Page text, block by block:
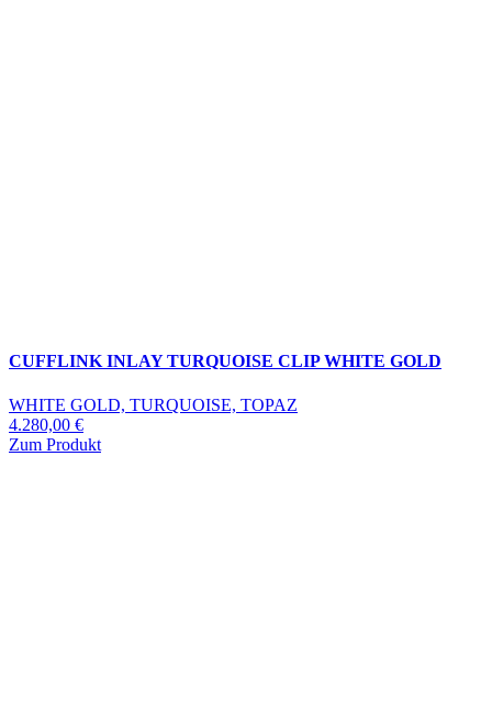
CUFFLINK INLAY TURQUOISE CLIP WHITE GOLD
WHITE GOLD, TURQUOISE, TOPAZ
4.280,00 €
Zum Produkt